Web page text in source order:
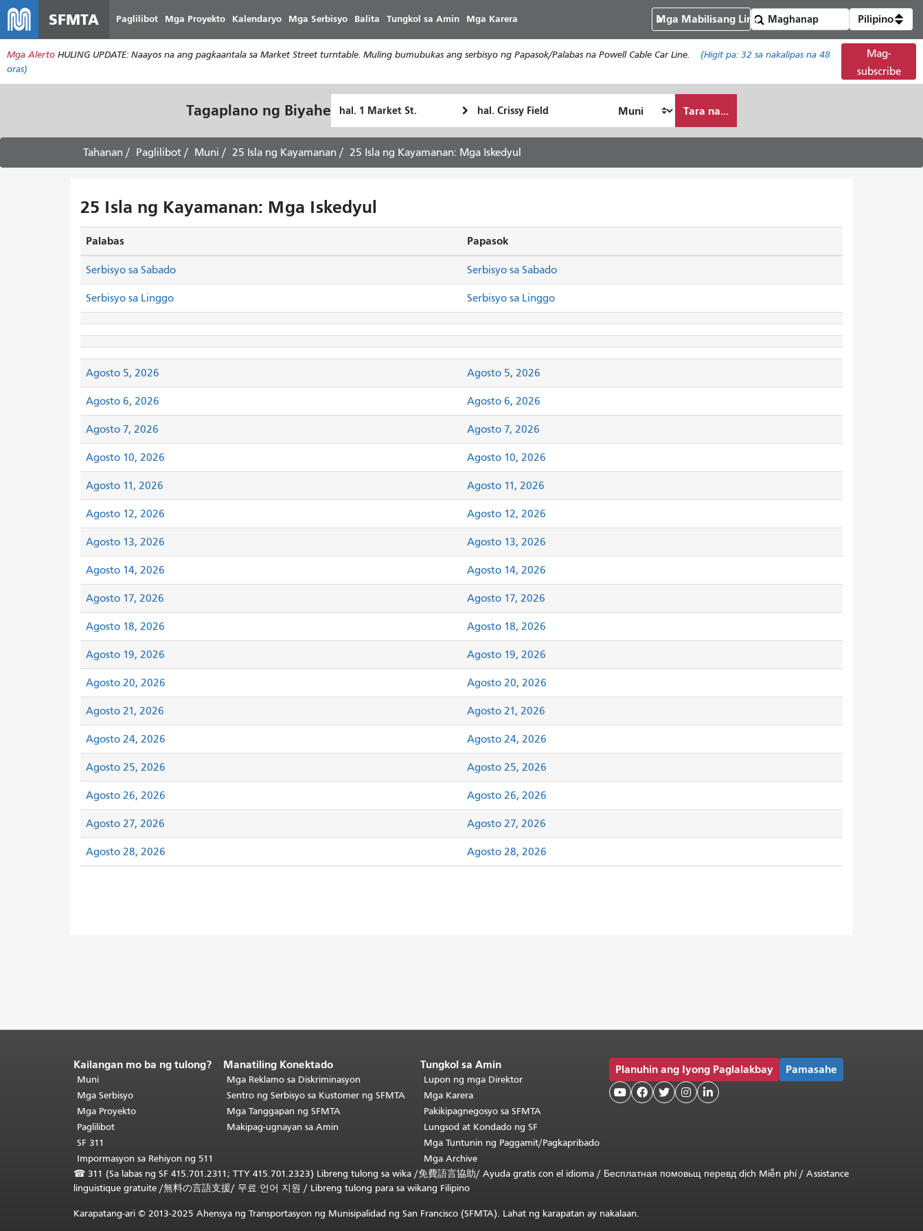
ang
pangunahing
nilalaman
SFMTA Paglilibot Mga Proyekto Kalendaryo Mga Serbisyo Balita Tungkol sa Amin Mga Karera Mga Mabilisang Link Pilipino
Mga Alerto HULING UPDATE: Naayos na ang pagkaantala sa Market Street turntable. Muling bumubukas ang serbisyo ng Papasok/Palabas na Powell Cable Car Line. (Higit pa: 32 sa nakalipas na 48
oras)
Mag-
subscribe
Tagaplano ng Biyahe
Pagtatapos
ko
maglakbay
Tara na...
Tahanan Paglilibot Muni 25 Isla ng Kayamanan 25 Isla ng Kayamanan: Mga Iskedyul
25 Isla ng Kayamanan: Mga Iskedyul
Palabas Papasok
Serbisyo sa Sabado Serbisyo sa Sabado
Serbisyo sa Linggo Serbisyo sa Linggo
Agosto 5, 2026 Agosto 5, 2026
Agosto 6, 2026 Agosto 6, 2026
Agosto 7, 2026 Agosto 7, 2026
Agosto 10, 2026 Agosto 10, 2026
Agosto 11, 2026 Agosto 11, 2026
Agosto 12, 2026 Agosto 12, 2026
Agosto 13, 2026 Agosto 13, 2026
Agosto 14, 2026 Agosto 14, 2026
Agosto 17, 2026 Agosto 17, 2026
Agosto 18, 2026 Agosto 18, 2026
Agosto 19, 2026 Agosto 19, 2026
Agosto 20, 2026 Agosto 20, 2026
Agosto 21, 2026 Agosto 21, 2026
Agosto 24, 2026 Agosto 24, 2026
Agosto 25, 2026 Agosto 25, 2026
Agosto 26, 2026 Agosto 26, 2026
Agosto 27, 2026 Agosto 27, 2026
Agosto 28, 2026 Agosto 28, 2026
Katapusan
ng
nilalaman
ng
pahina.Ang
natitirang
pahinang
ito
ay
Kailangan mo ba ng tulong?
Muni
Mga Serbisyo
Mga Proyekto
Paglilibot
SF 311
Impormasyon sa Rehiyon ng 511
Manatiling Konektado
Mga Reklamo sa Diskriminasyon
Sentro ng Serbisyo sa Kustomer ng SFMTA
Mga Tanggapan ng SFMTA
Makipag-ugnayan sa Amin
Tungkol sa Amin
Lupon ng mga Direktor
Mga Karera
Pakikipagnegosyo sa SFMTA
Lungsod at Kondado ng SF
Mga Tuntunin ng Paggamit/Pagkapribado
Mga Archive
Planuhin ang Iyong Paglalakbay Pamasahe
    
☎ 311 (Sa labas ng SF 415.701.2311; TTY 415.701.2323) Libreng tulong sa wika /免費語言協助/ Ayuda gratis con el idioma / Бесплатная помовьщ перевд dịch Miễn phí/ Assistance
linguistique gratuite /無料の言語支援/ 무료 언어 지원 / Libreng tulong para sa wikang Filipino
Karapatang-ari © 2013-2025 Ahensya ng Transportasyon ng Munisipalidad ng San Francisco (SFMTA). Lahat ng karapatan ay nakalaan.